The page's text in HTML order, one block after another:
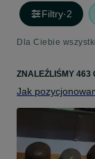
Filtry·2
ZNALEŹLIŚMY 463
Jak